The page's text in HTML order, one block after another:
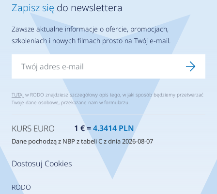
Dostosuj Cookies
RODO
Zapisz się do newslettera
Zawsze aktualne informacje o ofercie, promocjach,
szkoleniach i nowych filmach prosto na Twój e-mail.
TUTAJ w RODO znajdziesz szczegółowy opis tego, w jaki sposób będziemy przetwarzać
Twoje dane osobowe, przekazane nam w formularzu.
KURS EURO 1 € =4.3414 PLN
Dane pochodzą z NBP z tabeli C z dnia 2026-08-07